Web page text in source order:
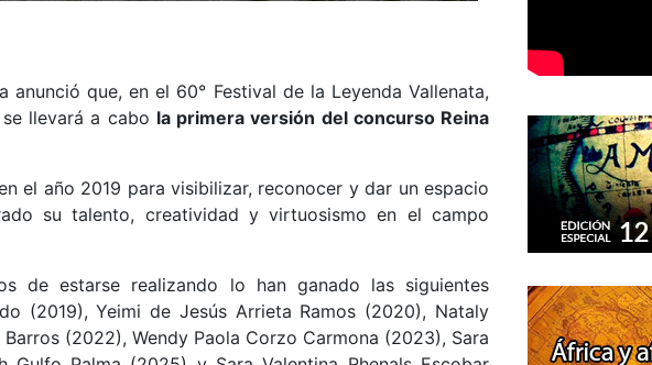
anunció que, en el 60° Festival de la Leyenda Vallenata,
llevará a cabo la primera versión del concurso Reina
el año 2019 para visibilizar, reconocer y dar un espacio
su talento, creatividad y virtuosismo en el campo
de estarse realizando lo han ganado las siguientes
(2019), Yeimi de Jesús Arrieta Ramos (2020), Nataly
(2022), Wendy Paola Corzo Carmona (2023), Sara